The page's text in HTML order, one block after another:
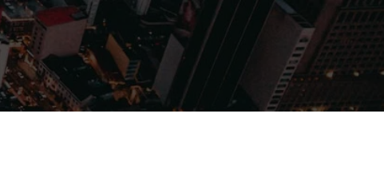
Filmes Séries Música Gênero